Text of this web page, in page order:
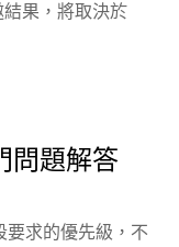
結果，將取決於
問題解答
要求的優先級，不